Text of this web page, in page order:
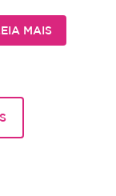
MAIS